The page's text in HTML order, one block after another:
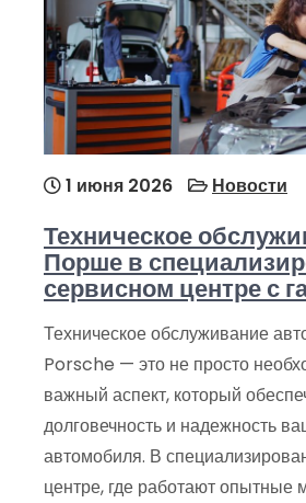
1 июня 2026 Новости
Техническое
Порше в
сервисном центре с
Техническое обслуживание
Porsche — это не просто
важный аспект, который
долговечность и надежность
автомобиля. В
центре, где работают опытные